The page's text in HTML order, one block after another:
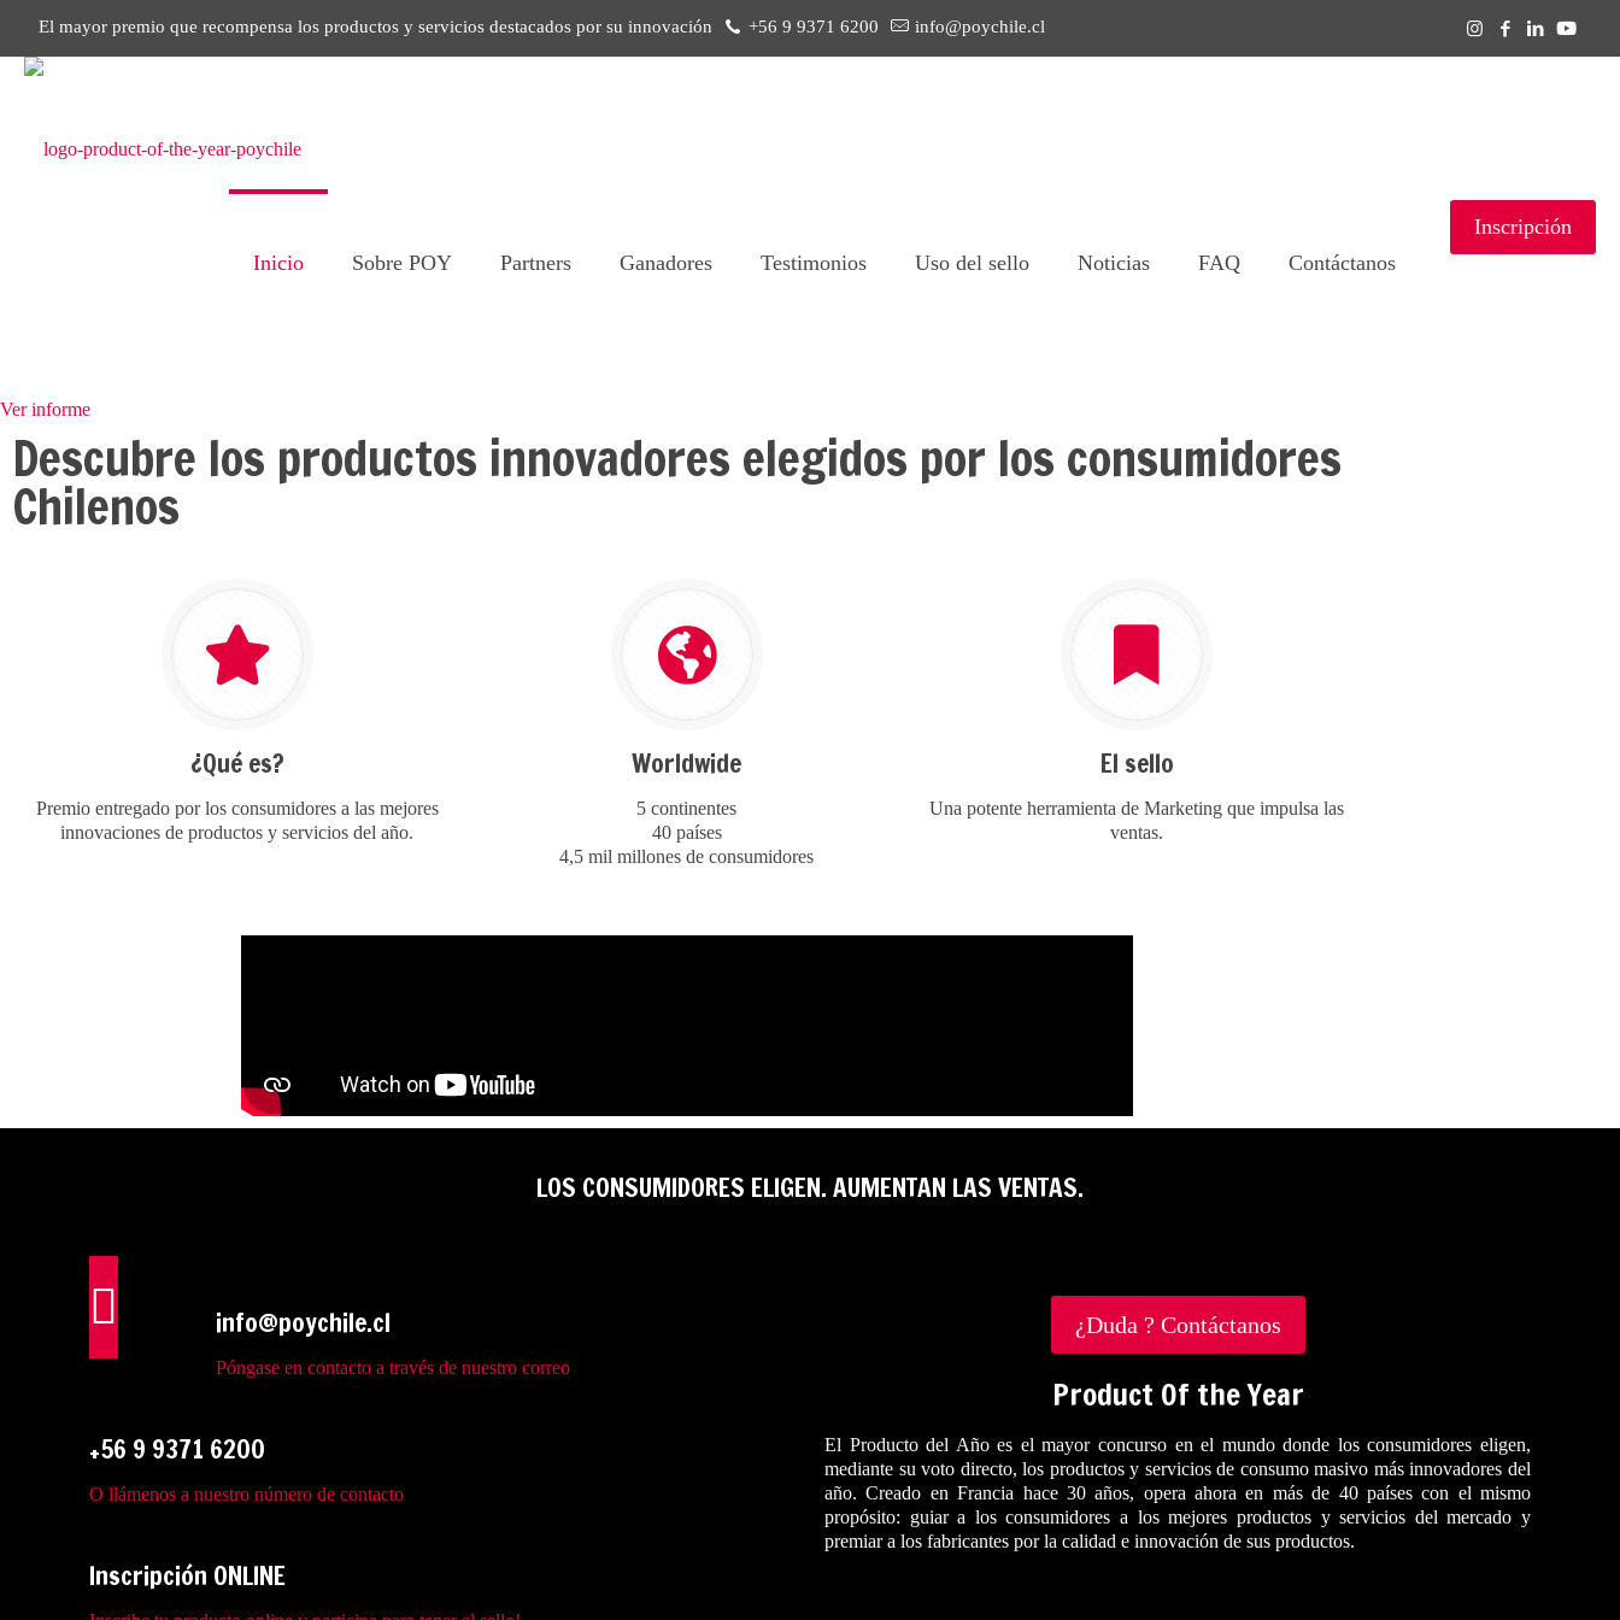
El mayor premio que recompensa los productos y servicios destacados por su innovación +56 9 9371 6200 info@poychile.cl
Inicio Sobre POY Partners Ganadores Testimonios Uso del sello Noticias FAQ Contáctanos
Inscripción
Ver informe
Descubre los productos innovadores elegidos por los consumidores
Chilenos
¿Qué es?
Premio entregado por los consumidores a las mejores
innovaciones de productos y servicios del año.
Worldwide
5 continentes
40 países
4,5 mil millones de consumidores
El sello
Una potente herramienta de Marketing que impulsa las
ventas.
LOS CONSUMIDORES ELIGEN. AUMENTAN LAS VENTAS.
info@poychile.cl
Póngase en contacto a través de nuestro correo
+56 9 9371 6200
O llámenos a nuestro número de contacto
Inscripción ONLINE
¿Duda ? Contáctanos
Product Of the Year
El Producto del Año es el mayor concurso en el mundo donde los consumidores eligen,
mediante su voto directo, los productos y servicios de consumo masivo más innovadores del
año. Creado en Francia hace 30 años, opera ahora en más de 40 países con el mismo
propósito: guiar a los consumidores a los mejores productos y servicios del mercado y
premiar a los fabricantes por la calidad e innovación de sus productos.